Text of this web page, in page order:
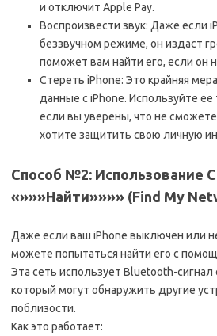
и отключит Apple Pay.
Воспроизвести звук: Даже если
беззвучном режиме, он издаст
поможет вам найти его, если он
Стереть iPhone: Это крайняя
данные с iPhone. Используйте ее
если вы уверены, что не
хотите защитить свою личную
Способ №2: Использование
«»»»Найти»»»» (Find My
Даже если ваш iPhone выключен или
можете попытаться найти его с
Эта сеть использует Bluetooth-сигнал
который могут обнаружить другие
поблизости.
Как это работает: